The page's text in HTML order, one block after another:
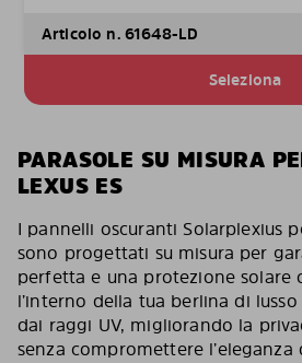
Articolo n. 61648-LD
Seleziona
PARASOLE SU MISURA
LEXUS ES
I pannelli oscuranti Solarplexius
sono progettati su misura per
perfetta e una protezione solare
l’interno della tua berlina di
dai raggi UV, migliorando la
senza compromettere l’eleganza